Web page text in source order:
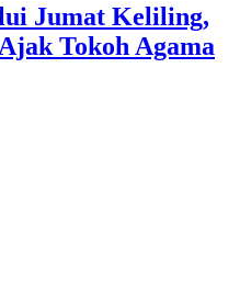
Jumat Keliling,
Tokoh Agama